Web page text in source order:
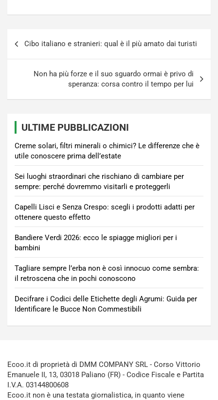
Cibo italiano e stranieri: qual è il più amato dai turisti
Non ha più forze e il suo sguardo ormai è privo di
speranza: corsa contro il tempo per lui
ULTIME PUBBLICAZIONI
Creme solari, filtri minerali o chimici? Le differenze che è
utile conoscere prima dell’estate
Sei luoghi straordinari che rischiano di cambiare per
sempre: perché dovremmo visitarli e proteggerli
Capelli Lisci e Senza Crespo: scegli i prodotti adatti per
ottenere questo effetto
Bandiere Verdi 2026: ecco le spiagge migliori per i
bambini
Tagliare sempre l’erba non è così innocuo come sembra:
il retroscena che in pochi conoscono
Decifrare i Codici delle Etichette degli Agrumi: Guida per
Identificare le Bucce Non Commestibili
Ecoo.it di proprietà di DMM COMPANY SRL - Corso Vittorio
Emanuele II, 13, 03018 Paliano (FR) - Codice Fiscale e Partita
I.V.A. 03144800608
Ecoo.it non è una testata giornalistica, in quanto viene